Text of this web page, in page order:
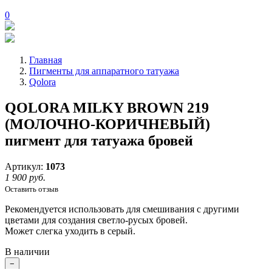
0
Главная
Пигменты для аппаратного татуажа
Qolora
QOLORA MILKY BROWN 219
(МОЛОЧНО-КОРИЧНЕВЫЙ)
пигмент для татуажа бровей
Артикул: 1073
1 900 руб.
Оставить отзыв
Рекомендуется использовать для смешивания с другими
цветами для создания светло-русых бровей.
Может слегка уходить в серый.
В наличии
−